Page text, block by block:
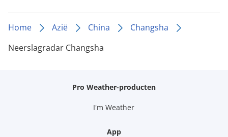
Home Azië China
Changsha
Neerslagradar Changsha
Pro Weather-producten
I'm Weather
App